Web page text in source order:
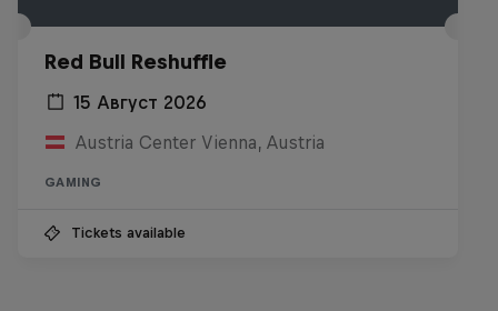
Red Bull Reshuffle
15 Август 2026
Austria Center Vienna, Austria
GAMING
Tickets available